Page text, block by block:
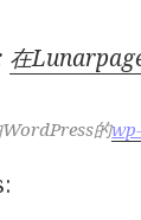
在
的